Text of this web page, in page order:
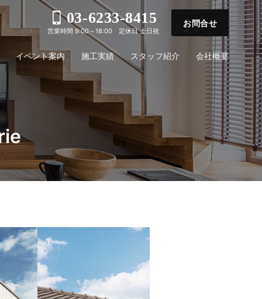
イベント案内 施工実績 スタッフ紹介 会社概要
03-6233-8415
営業時間 9:00～18:00 定休日 土日祝
お問合せ